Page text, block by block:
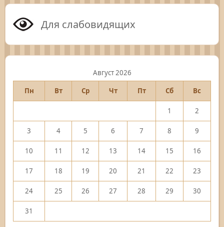
Для слабовидящих
Август 2026
Пн
Вт Ср Чт Пт Сб Вс
1 2
3 4 5 6 7 8 9
10 11 12 13 14 15 16
17 18 19 20 21 22 23
24 25 26 27 28 29 30
31